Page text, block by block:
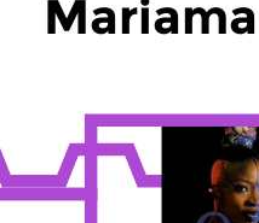
Mariama